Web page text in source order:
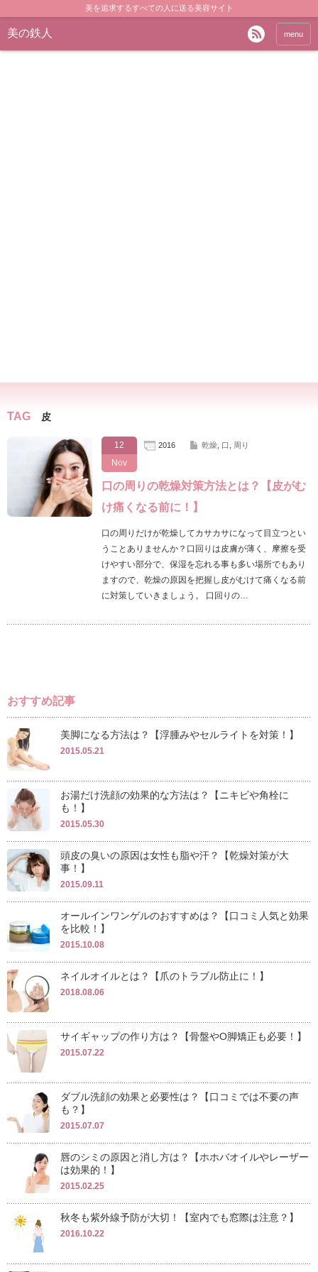
美を追求するすべての人に送る美容サイト
美の鉄人 menu
TAG 皮
12
Nov
2016 乾燥, 口 周り
口の周りの乾燥対策方法とは？【皮がむ
け痛くなる前に！】
口の周りだけが乾燥してカサカサになって目立つとい
うことありませんか？口回りは皮膚が薄く、摩擦を受
けやすい部分で、保湿を忘れる事も多い場所でもあり
ますので、乾燥の原因を把握し皮がむけて痛くなる前
に対策していきましょう。 口回りの…
おすすめ記事
美脚になる方法は？【浮腫みやセルライトを対策！】
2015.05.21
お湯だけ洗顔の効果的な方法は？【ニキビや角栓に
も！】
2015.05.30
頭皮の臭いの原因は女性も脂や汗？【乾燥対策が大
事！】
2015.09.11
オールインワンゲルのおすすめは？【口コミ人気と効果
を比較！】
2015.10.08
ネイルオイルとは？【爪のトラブル防止に！】
2018.08.06
サイギャップの作り方は？【骨盤やO脚矯正も必要！】
2015.07.22
ダブル洗顔の効果と必要性は？【口コミでは不要の声
も？】
2015.07.07
唇のシミの原因と消し方は？【ホホバオイルやレーザー
は効果的！】
2015.02.25
秋冬も紫外線予防が大切！【室内でも窓際は注意？】
2016.10.22